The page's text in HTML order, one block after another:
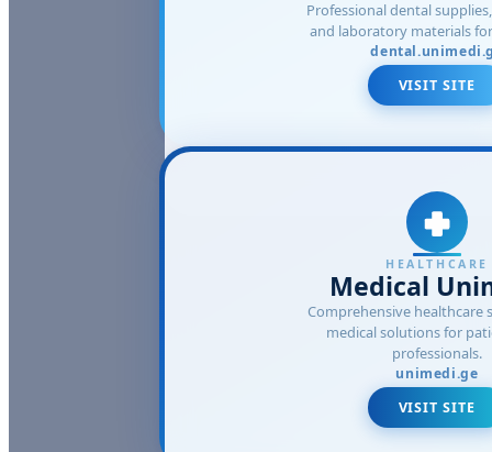
Professional dental
and laboratory materials
VISIT SITE
HEALTHCARE
Medical
Comprehensive healthcare
medical solutions for
professionals.
unimedi.ge
VISIT SITE